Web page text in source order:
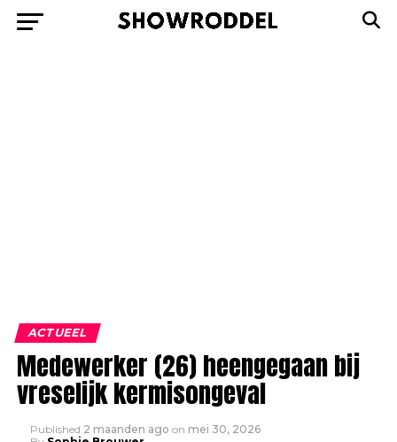
ACTUEEL
Medewerker (26) heengegaan bij
vreselijk kermisongeval
Published 2 maanden ago on mei 30, 2026